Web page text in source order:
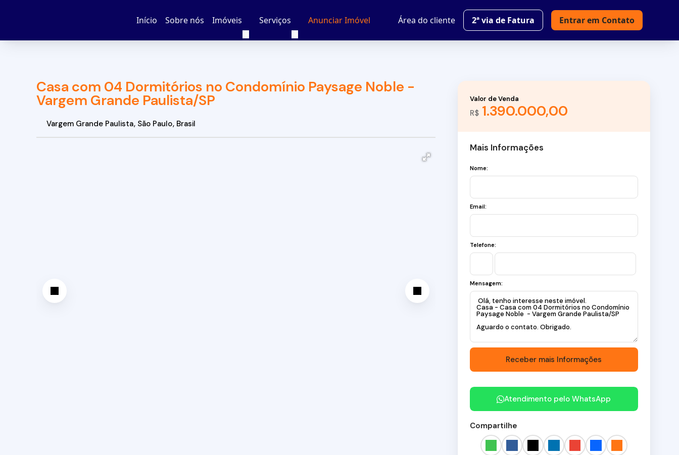
Entrar em Contato
2ª via de Fatura
Área do cliente
Anunciar Imóvel
Serviços
Imóveis
Sobre nós
Início
Casa com 04 Dormitórios no Condomínio Paysage Noble -
Vargem Grande Paulista/SP
Vargem Grande Paulista, São Paulo, Brasil
R$1.390.000,00
Valor de Venda
Mais Informações
Nome:
Email:
Telefone:
Mensagem:
Atendimento peloWhatsApp
Compartilhe